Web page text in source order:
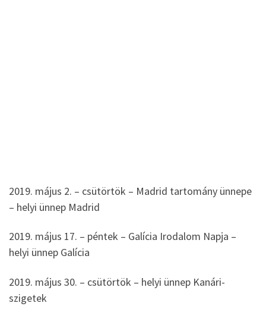
2019. május 2. – csütörtök – Madrid tartomány ünnepe
– helyi ünnep Madrid
2019. május 17. – péntek – Galícia Irodalom Napja –
helyi ünnep Galícia
2019. május 30. – csütörtök – helyi ünnep Kanári-
szigetek